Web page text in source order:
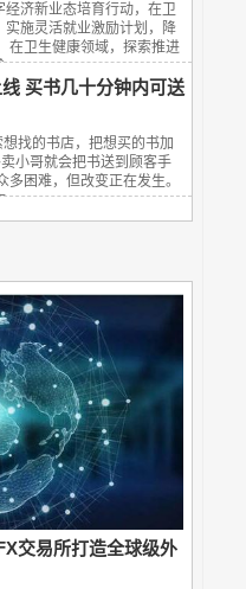
济新业态培育行动，在卫
实施灵活就业激励计划，降
在卫生健康领域，探索推进
...
买书几十分钟内可送
找的书店，把想买的书加
小哥就会把书送到顾客手
困难，但改变正在发生。
，...
交易所打造全球级外